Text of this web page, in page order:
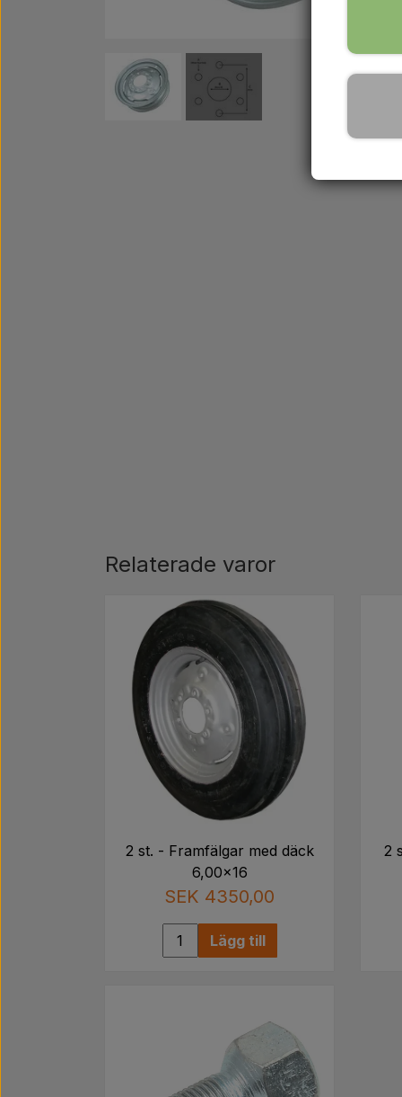
Relaterade varor
2 st. - Framfälgar med däck
6,00x16
SEK 4350,00
Lägg till
2